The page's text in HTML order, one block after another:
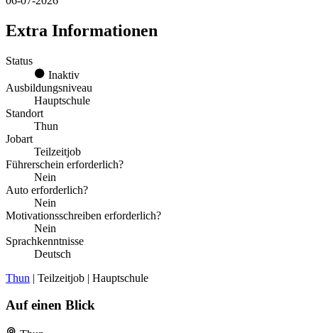
Extra Informationen
Status
Inaktiv
Ausbildungsniveau
Hauptschule
Standort
Thun
Jobart
Teilzeitjob
Führerschein erforderlich?
Nein
Auto erforderlich?
Nein
Motivationsschreiben erforderlich?
Nein
Sprachkenntnisse
Deutsch
Thun | Teilzeitjob | Hauptschule
Auf einen Blick